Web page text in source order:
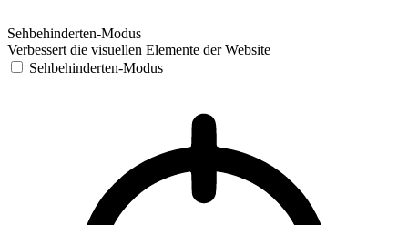
Sehbehinderten-Modus
Verbessert die visuellen Elemente der Website
Sehbehinderten-Modus